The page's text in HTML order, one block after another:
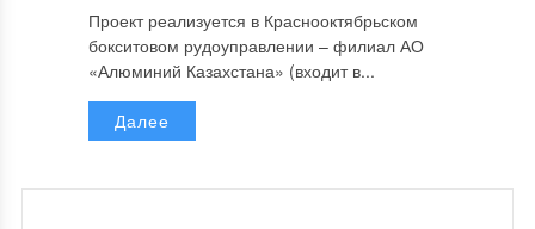
Проект реализуется в Краснооктябрьском
бокситовом рудоуправлении – филиал АО
«Алюминий Казахстана» (входит в...
Далее